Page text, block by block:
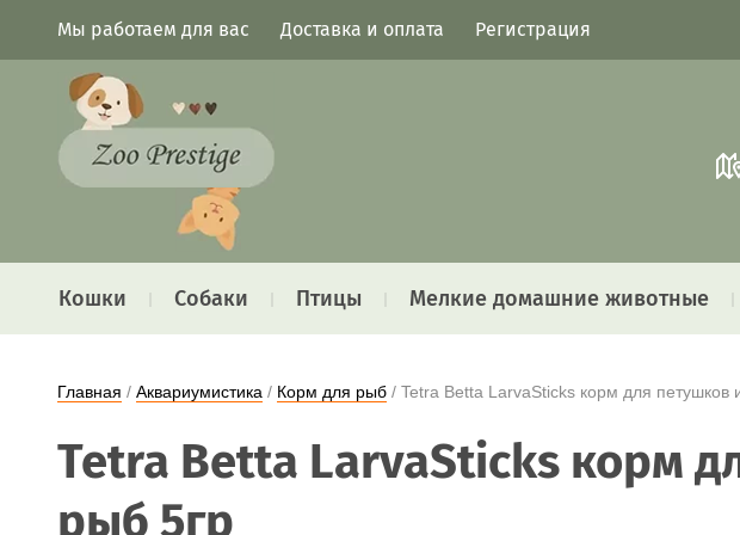
Мы работаем для вас Доставка и оплата Регистрация
Кошки Собаки Птицы Мелкие домашние животные
Главная / Аквариумистика / Корм для рыб / Tetra Betta LarvaSticks корм для петушков
Tetra Betta LarvaSticks корм
рыб 5гр